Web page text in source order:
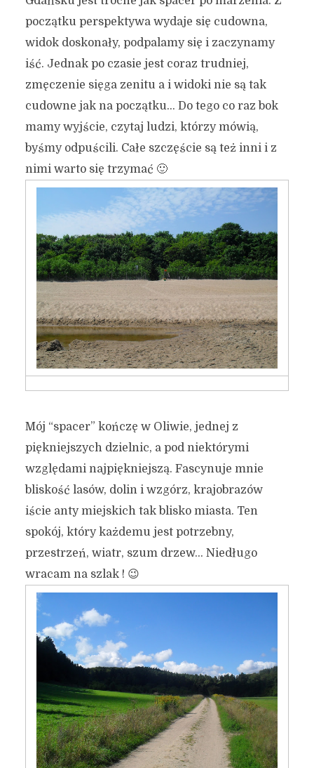
początku perspektywa wydaje się cudowna,
widok doskonały, podpalamy się i zaczynamy
iść. Jednak po czasie jest coraz trudniej,
zmęczenie sięga zenitu a i widoki nie są tak
cudowne jak na początku… Do tego co raz bok
mamy wyjście, czytaj ludzi, którzy mówią,
byśmy odpuścili. Całe szczęście są też inni i z
nimi warto się trzymać 🙂
Mój “spacer” kończę w Oliwie, jednej z
piękniejszych dzielnic, a pod niektórymi
względami najpiękniejszą. Fascynuje mnie
bliskość lasów, dolin i wzgórz, krajobrazów
iście anty miejskich tak blisko miasta. Ten
spokój, który każdemu jest potrzebny,
przestrzeń, wiatr, szum drzew… Niedługo
wracam na szlak ! 😉